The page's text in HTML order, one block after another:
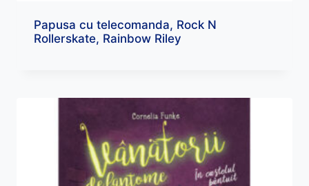
Papusa cu telecomanda, Rock N
Rollerskate, Rainbow Riley